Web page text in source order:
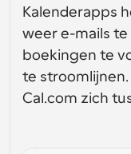
Voor Teams
Voor
Grotere
Ontwikkelaar
Hulpbronnen
Kalenderapps
weer e-mails
boekingen te
te
Cal.com zich